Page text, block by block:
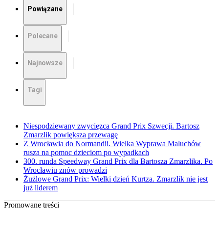
Powiązane
Polecane
Najnowsze
Tagi
Niespodziewany zwycięzca Grand Prix Szwecji. Bartosz
Zmarzlik powiększa przewagę
Z Wrocławia do Normandii. Wielka Wyprawa Maluchów
rusza na pomoc dzieciom po wypadkach
300. runda Speedway Grand Prix dla Bartosza Zmarzlika. Po
Wrocławiu znów prowadzi
Żużlowe Grand Prix: Wielki dzień Kurtza. Zmarzlik nie jest
już liderem
Promowane treści